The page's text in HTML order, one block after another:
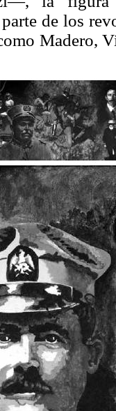
de los
Madero,